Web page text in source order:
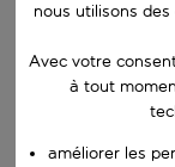
Commencez à
Choisissez
Choisissez
Quand
Qui
nous utilisons
Avec votre
à tout
améliorer les